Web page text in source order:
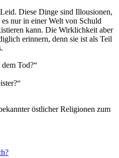
Diese Dinge sind Illousionen,
nur in einer Welt von Schuld
kann. Die Wirklichkeit aber
erinnern, denn sie ist als Teil
Tod?“
östlicher Religionen zum